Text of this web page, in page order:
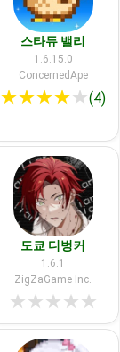
스타듀 밸리
1.6.15.0
ConcernedApe
★★★★★(4)
도쿄 디벙커
1.6.1
ZigZaGame Inc.
★★★★★